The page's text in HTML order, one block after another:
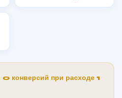
конверсий при расходе 1